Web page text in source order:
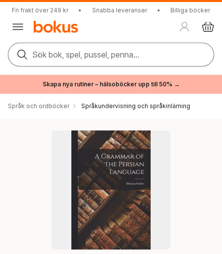
Fri frakt över 249 kr • Snabba leveranser • Billiga böcker
Sök bok, spel, pussel, penna...
Skapa nya rutiner – hälsoböcker upp till 50% →
Språk och ordböcker Språkundervisning och språkinlärning